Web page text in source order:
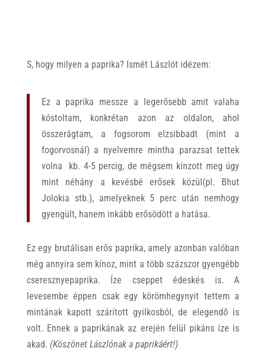
S, hogy milyen a paprika? Ismét Lászlót idézem:
Ez a paprika messze a legerősebb amit valaha
kóstoltam, konkrétan azon az oldalon, ahol
összerágtam, a fogsorom elzsibbadt (mint a
fogorvosnál) a nyelvemre mintha parazsat tettek
volna kb. 4-5 percig, de mégsem kínzott meg úgy
mint néhány a kevésbé erősek közül(pl. Bhut
Jolokia stb.), amelyeknek 5 perc után nemhogy
gyengült, hanem inkább erősödött a hatása.
Ez egy brutálisan erős paprika, amely azonban valóban
még annyira sem kínoz, mint a több százszor gyengébb
cseresznyepaprika. Íze cseppet édeskés is. A
levesembe éppen csak egy körömhegynyit tettem a
mintának kapott szárított gyilkosból, de elegendő is
volt. Ennek a paprikának az erején felül pikáns íze is
akad. (Köszönet Lászlónak a paprikáért!)